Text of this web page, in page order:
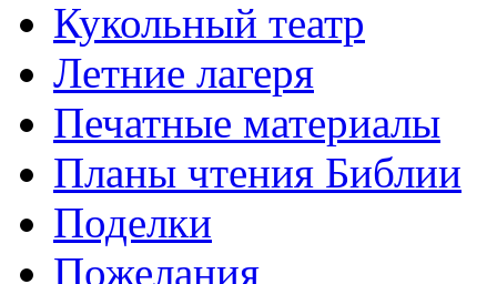
Кукольный театр
Летние лагеря
Печатные материалы
Планы чтения Библии
Поделки
Пожелания